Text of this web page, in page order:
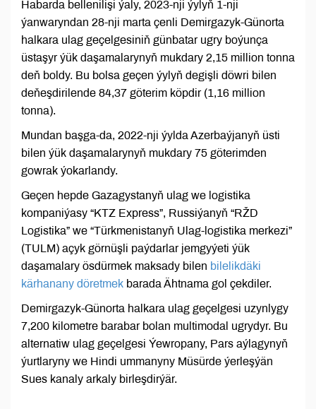
Habarda bellenilişi ýaly, 2023-nji ýylyň 1-nji
ýanwaryndan 28-nji marta çenli Demirgazyk-Günorta
halkara ulag geçelgesiniň günbatar ugry boýunça
üstaşyr ýük daşamalarynyň mukdary 2,15 million tonna
deň boldy. Bu bolsa geçen ýylyň degişli döwri bilen
deňeşdirilende 84,37 göterim köpdir (1,16 million
tonna).
Mundan başga-da, 2022-nji ýylda Azerbaýjanyň üsti
bilen ýük daşamalarynyň mukdary 75 göterimden
gowrak ýokarlandy.
Geçen hepde Gazagystanyň ulag we logistika
kompaniýasy “KTZ Express”, Russiýanyň “RŽD
Logistika” we “Türkmenistanyň Ulag-logistika merkezi”
(TULM) açyk görnüşli paýdarlar jemgyýeti ýük
daşamalary ösdürmek maksady bilen bilelikdäki
kärhanany döretmek barada Ähtnama gol çekdiler.
Demirgazyk-Günorta halkara ulag geçelgesi uzynlygy
7,200 kilometre barabar bolan multimodal ugrydyr. Bu
alternatiw ulag geçelgesi Ýewropany, Pars aýlagynyň
ýurtlaryny we Hindi ummanyny Müsürde ýerleşýän
Sues kanaly arkaly birleşdirýär.